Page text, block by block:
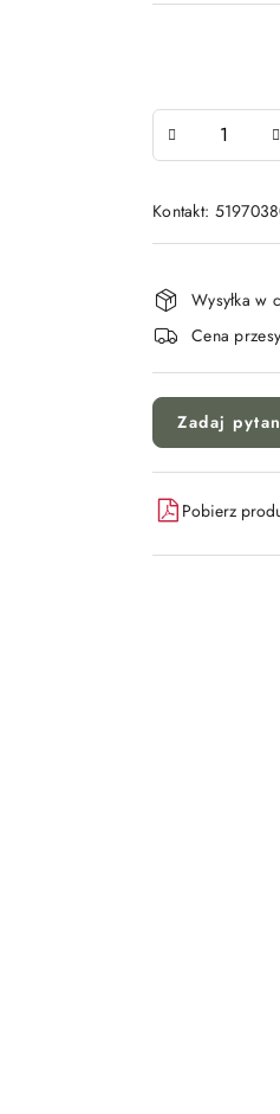
Kontakt:
i
dostawa
Wysyłka w
Cena
Zadaj
Pobierz